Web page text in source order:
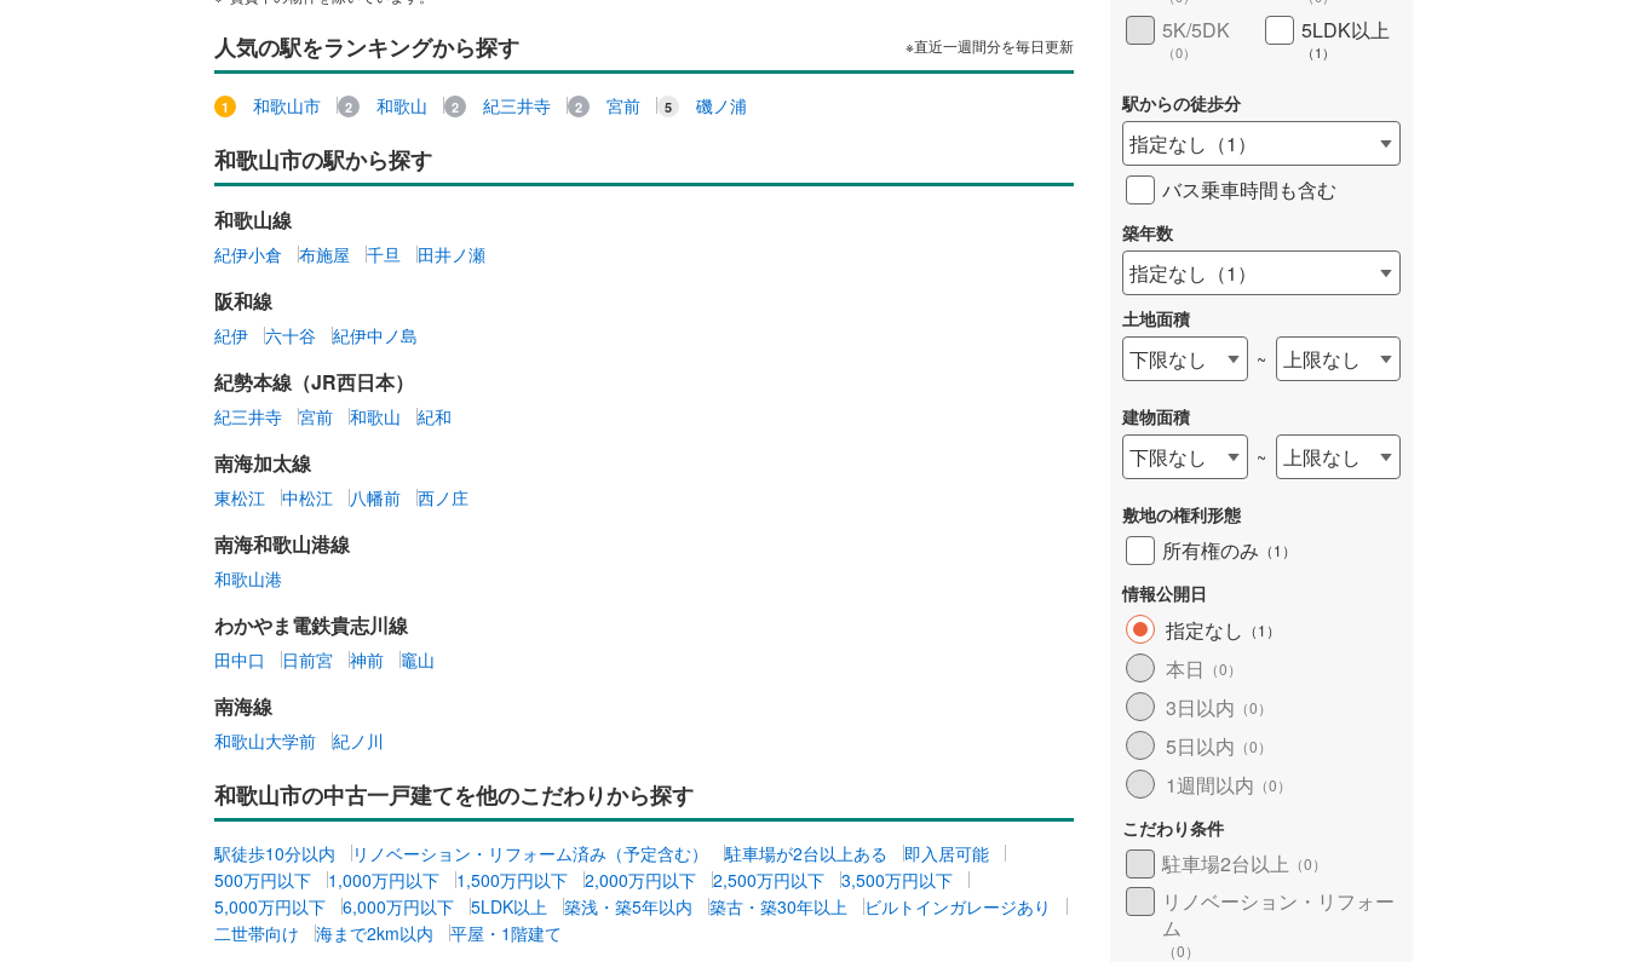
人気の駅をランキングから探す ※直近一週間分を毎日更新
和歌山市 和歌山 紀三井寺 宮前 磯ノ浦
和歌山市の駅から探す
和歌山線
紀伊小倉 布施屋 千旦 田井ノ瀬
阪和線
紀伊 六十谷 紀伊中ノ島
紀勢本線（JR西日本）
紀三井寺 宮前 和歌山 紀和
南海加太線
東松江 中松江 八幡前 西ノ庄
南海和歌山港線
和歌山港
わかやま電鉄貴志川線
田中口 日前宮 神前 竈山
南海線
和歌山大学前 紀ノ川
和歌山市の中古一戸建てを他のこだわりから探す
駅徒歩10分以内 リノベーション・リフォーム済み（予定含む） 駐車場が2台以上ある
即入居可能
500万円以下
1,000万円以下 1,500万円以下 2,000万円以下 2,500万円以下
3,500万円以下
5,000万円以下
6,000万円以下 5LDK以上 築浅・築5年以内 築古・築30年以上
ビルトインガレージあり
二世帯向け
海まで2km以内 平屋・1階建て
5K/5DK
（0）
5LDK以上
（1 ）
駅からの徒歩分
指定なし （1 ）
バス乗車時間も含む
築年数
指定なし （1 ）
土地面積
下限なし ~ 上限なし
建物面積
下限なし ~ 上限なし
敷地の権利形態
所有権のみ （1 ）
情報公開日
指定なし （1 ）
本日 （0）
3日以内 （0）
5日以内 （0）
1週間以内 （0）
こだわり条件
駐車場2台以上 （0）
リノベーション・リフォー
ム
（0）